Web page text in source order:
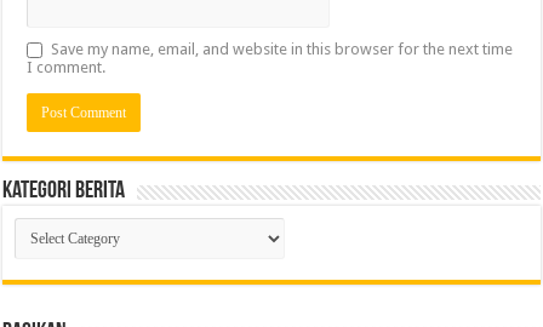
Save my name, email, and website in this browser for the next time
I comment.
Kategori Berita
Kategori
Berita